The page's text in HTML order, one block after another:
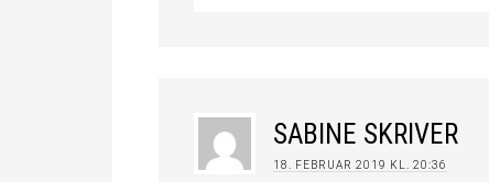
SABINE SKRIVER
18. FEBRUAR 2019 KL. 20:36